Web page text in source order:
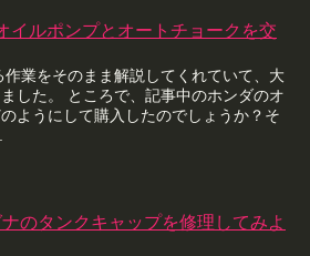
イルポンプとオートチョークを交
業をそのまま解説してくれていて、大
した。 ところで、記事中のホンダのオ
ようにして購入したのでしょうか？そ
のタンクキャップを修理してみよ